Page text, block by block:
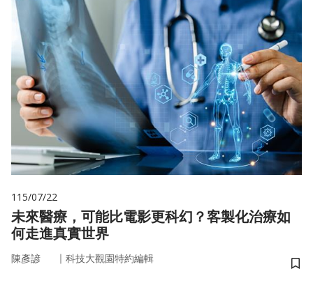
115/07/22
未來醫療，可能比電影更科幻？客製化治療如
何走進真實世界
陳彥諺 ｜ 科技大觀園特約編輯
儲